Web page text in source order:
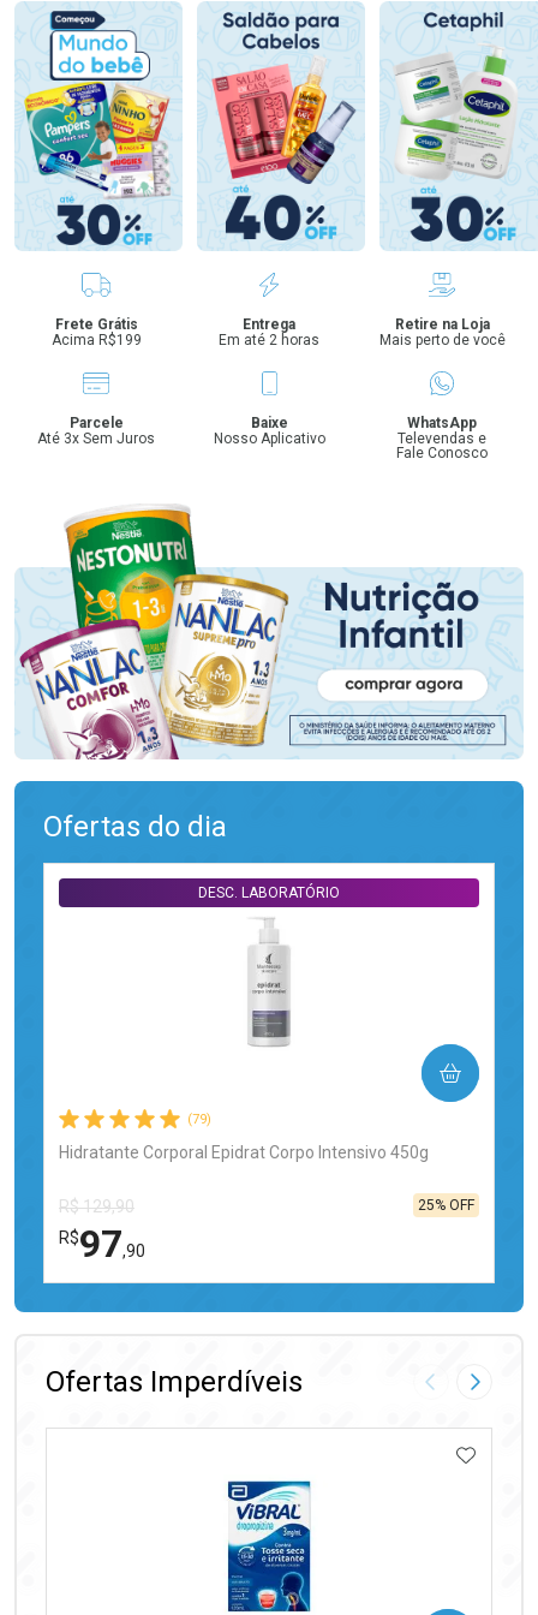
Benefícios
Frete Grátis
Acima R$199
Entrega
Em até 2 horas
Retire na Loja
Mais perto de você
Parcele
Até 3x Sem Juros
Baixe
Nosso Aplicativo
WhatsApp
Televendas e
Fale Conosco
Ofertas do dia
(79)
Hidratante Corporal Epidrat Corpo Intensivo 450g
DESC. LABORATÓRIO
R$ 129,90
R$97,90
25% OFF
COMPRAR
FECHAR
FECHAR
Ofertas Imperdíveis Imagem